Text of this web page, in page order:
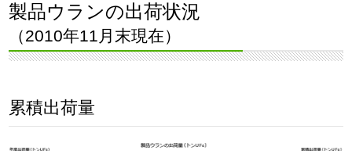
製品ウランの出荷状況
（2010年11月末現在）
累積出荷量